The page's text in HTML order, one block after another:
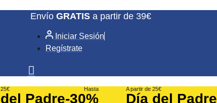
Envío GRATIS a partir de 39€
Iniciar Sesión
Regístrate
Padre
Hasta
-30%
A partir de 25€
Día del Padre